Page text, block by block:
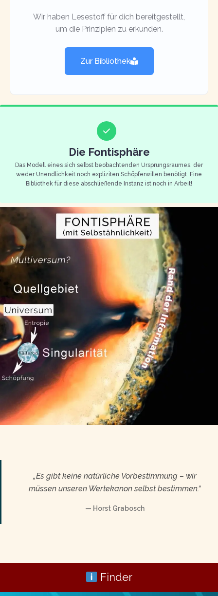
Wir haben Lesestoff für dich bereitgestellt,
um die Prinzipien zu erkunden.
Zur Bibliothek
Die Fontisphäre
Das Modell eines sich selbst beobachtenden Ursprungsraumes, der
weder Unendlichkeit noch expliziten Schöpferwillen benötigt. Eine
Bibliothek für diese abschließende Instanz ist noch in Arbeit!
„Es gibt keine natürliche Vorbestimmung – wir
müssen unseren Wertekanon selbst bestimmen.“
Horst Grabosch
Finder